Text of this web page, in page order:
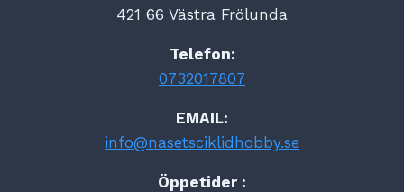
421 66 Västra Frölunda
Telefon:
0732017807
EMAIL:
info@nasetsciklidhobby.se
Öppetider :